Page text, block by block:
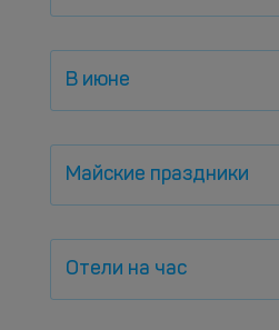
В июне
Майские праздники
Отели на час